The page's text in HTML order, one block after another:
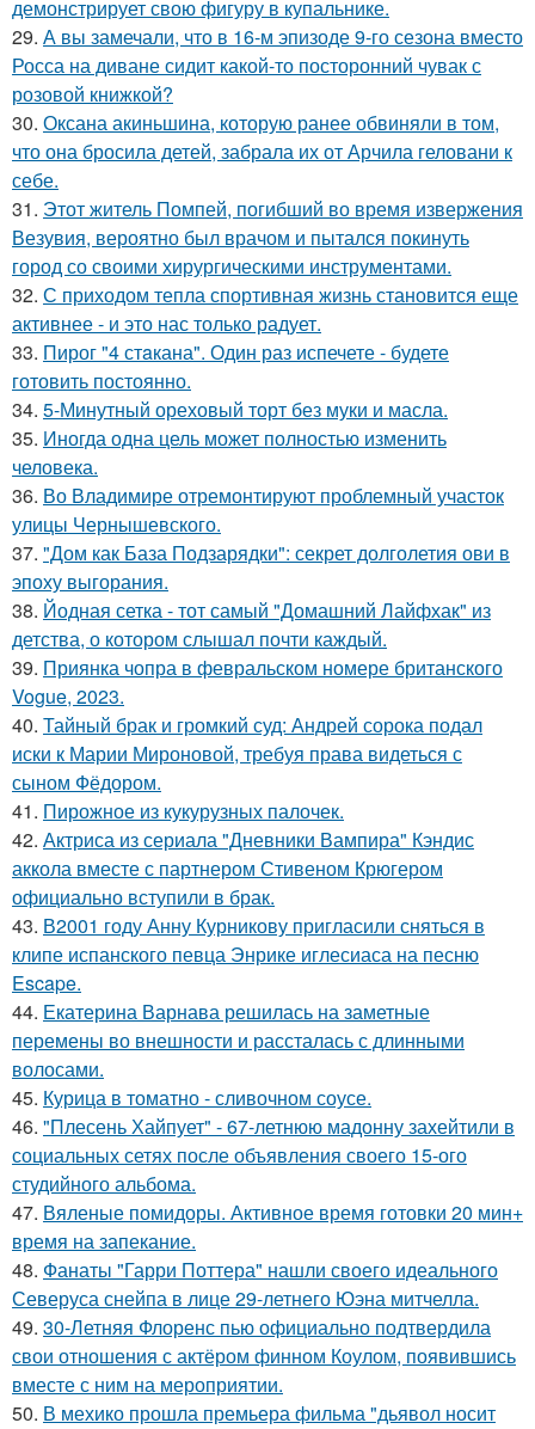
демонстрирует свою фигуру в купальнике.
29. А вы замечали, что в 16-м эпизоде 9-го сезона вместо
Росса на диване сидит какой-то посторонний чувак с
розовой книжкой?
30. Оксана акиньшина, которую ранее обвиняли в том,
что она бросила детей, забрала их от Арчила геловани к
себе.
31. Этот житель Помпей, погибший во время извержения
Везувия, вероятно был врачом и пытался покинуть
город со своими хирургическими инструментами.
32. С приходом тепла спортивная жизнь становится еще
активнее - и это нас только радует.
33. Пирог "4 стaкана". Один раз испечете - будете
готовить постоянно.
34. 5-Минутный ореховый торт без муки и масла.
35. Иногда одна цель может полностью изменить
человека.
36. Во Владимире отремонтируют проблемный участок
улицы Чернышевского.
37. "Дом как База Подзарядки": секрет долголетия ови в
эпоху выгорания.
38. Йодная сетка - тот самый "Домашний Лайфхак" из
детства, о котором слышал почти каждый.
39. Приянка чопра в февральском номере британского
Vogue, 2023.
40. Тайный брак и громкий суд: Андрей сорока подал
иски к Марии Мироновой, требуя права видеться с
сыном Фёдором.
41. Пирожное из кукурузных палочек.
42. Актриса из сериала "Дневники Вампира" Кэндис
аккола вместе с партнером Стивеном Крюгером
официально вступили в брак.
43. В2001 году Анну Курникову пригласили сняться в
клипе испанского певца Энрике иглесиаса на песню
Escape.
44. Екатерина Варнава решилась на заметные
перемены во внешности и рассталась с длинными
волосами.
45. Курица в томатно - сливочном соусе.
46. "Плесень Хайпует" - 67-летнюю мадонну захейтили в
социальных сетях после объявления своего 15-ого
студийного альбома.
47. Вяленые помидоры. Активное время готовки 20 мин+
время на запекание.
48. Фанаты "Гарри Поттера" нашли своего идеального
Северуса снейпа в лице 29-летнего Юэна митчелла.
49. 30-Летняя Флоренс пью официально подтвердила
свои отношения с актёром финном Коулом, появившись
вместе с ним на мероприятии.
50. В мехико прошла премьера фильма "дьявол носит